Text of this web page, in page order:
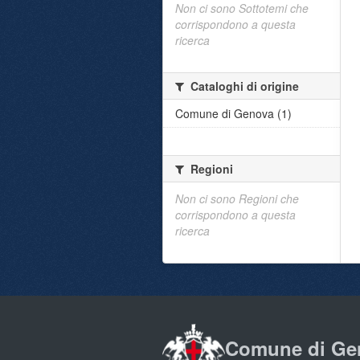
Non ci sono Sottotemi che
corrispondono a questa
ricerca
Cataloghi di origine
Comune di Genova (1)
Regioni
Non ci sono Regioni che
corrispondono a questa
ricerca
Comune di